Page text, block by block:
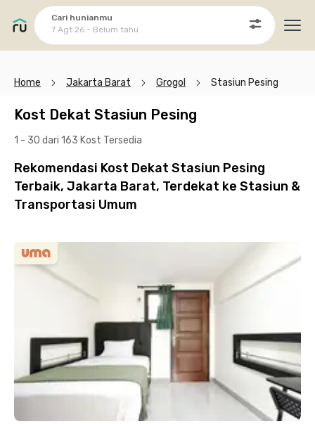
Cari hunianmu
7 Agt 26 - Belum tahu
Home Jakarta Barat Grogol Stasiun Pesing
Kost Dekat Stasiun Pesing
1 - 30 dari 163 Kost Tersedia
Rekomendasi Kost Dekat Stasiun Pesing
Terbaik, Jakarta Barat, Terdekat ke Stasiun &
Transportasi Umum